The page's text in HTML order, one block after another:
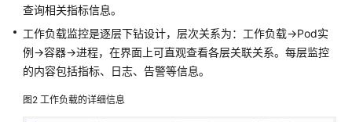
过
IAM
授
予
用
查询相关指标信息。
工作负载监控是逐层下钻设计，层次关系为：工作负载->Pod实
例->容器->进程，在界面上可直观查看各层关联关系。每层监控
的内容包括指标、日志、告警等信息。
图2 工作负载的详细信息